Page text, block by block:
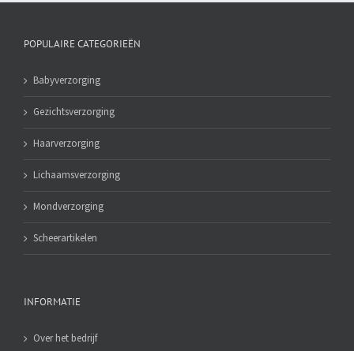
POPULAIRE CATEGORIEËN
Babyverzorging
Gezichtsverzorging
Haarverzorging
Lichaamsverzorging
Mondverzorging
Scheerartikelen
INFORMATIE
Over het bedrijf